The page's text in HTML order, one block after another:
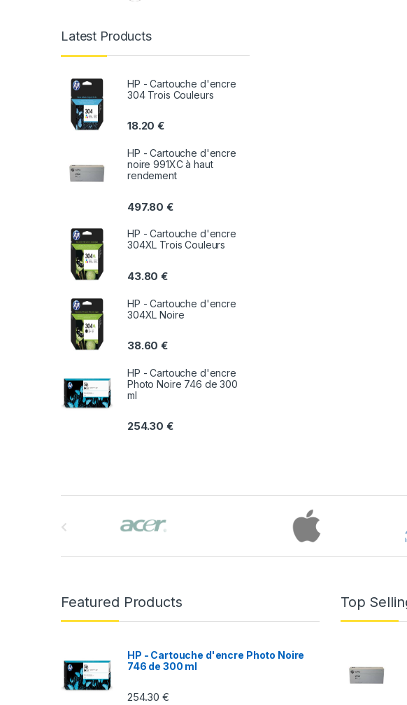
Latest Products
HP - Cartouche d'encre
304 Trois Couleurs
18.20€
HP - Cartouche d'encre
noire 991XC à haut
rendement
497.80€
HP - Cartouche d'encre
304XL Trois Couleurs
43.80€
HP - Cartouche d'encre
304XL Noire
38.60€
HP - Cartouche d'encre
Photo Noire 746 de 300
ml
254.30€
Featured Products
HP - Cartouche d'encre Photo Noire
746 de 300 ml
254.30€
Top